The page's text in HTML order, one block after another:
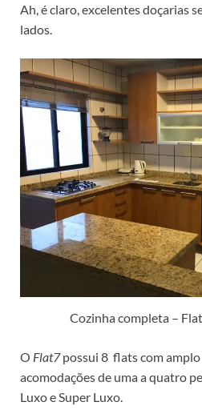
Ah, é claro, excelentes doçarias
lados.
Cozinha completa –
O Flat7possui 8 flats com
acomodações de uma a quatro
Luxo e Super Luxo.